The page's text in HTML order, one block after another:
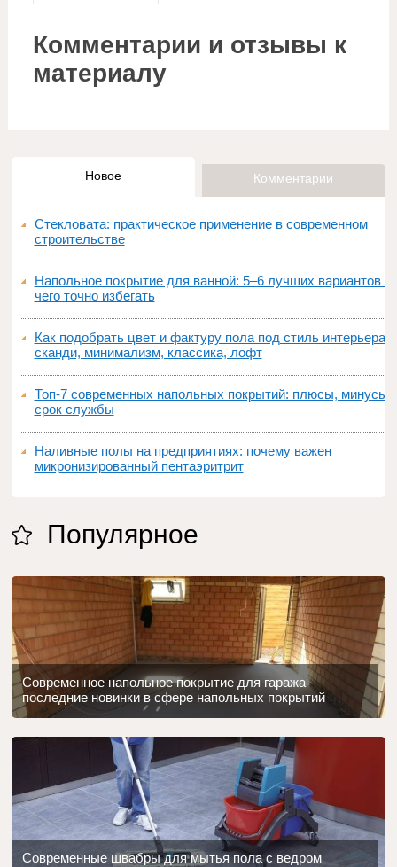
Комментарии и отзывы к
материалу
Новое Комментарии
Стекловата: практическое применение в современном
строительстве
Напольное покрытие для ванной: 5–6 лучших вариантов и
чего точно избегать
Как подобрать цвет и фактуру пола под стиль интерьера:
сканди, минимализм, классика, лофт
Топ‑7 современных напольных покрытий: плюсы, минусы,
срок службы
Наливные полы на предприятиях: почему важен
микронизированный пентаэритрит
Популярное
Современное напольное покрытие для гаража —
последние новинки в сфере напольных покрытий
Современные швабры для мытья пола с ведром